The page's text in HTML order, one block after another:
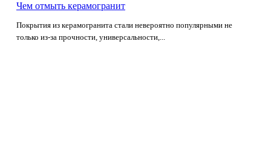
Чем отмыть керамогранит
Покрытия из керамогранита стали невероятно популярными не
только из-за прочности, универсальности,...